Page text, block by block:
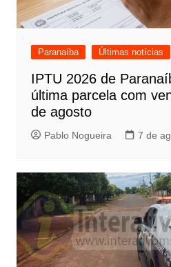
Paranaíba Últimas notícias
IPTU 2026 de
última parcela com
de agosto
Pablo Nogueira 7 de